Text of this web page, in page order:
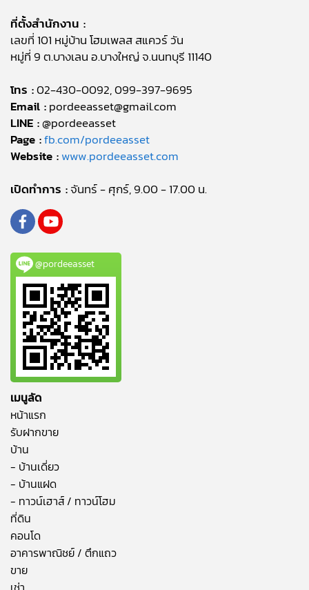
ที่ตั้งสำนักงาน :
เลขที่ 101 หมู่บ้าน โฮมเพลส สแควร์ วัน
หมู่ที่ 9 ต.บางเลน อ.บางใหญ่ จ.นนทบุรี 11140
โทร :02-430-0092, 099-397-9695
Email :pordeeasset@gmail.com
LINE :@pordeeasset
Page :fb.com/pordeeasset
Website :www.pordeeasset.com
เปิดทำการ :จันทร์ - ศุกร์, 9.00 - 17.00 น.
@pordeeasset
เมนูลัด
หน้าแรก
รับฝากขาย
บ้าน
- บ้านเดี่ยว
- บ้านแฝด
- ทาวน์เฮาส์ / ทาวน์โฮม
ที่ดิน
คอนโด
อาคารพาณิชย์ / ตึกแถว
ขาย